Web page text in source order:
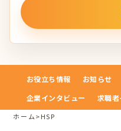
お役立ち情報 お知らせ
企業インタビュー
求職
ホーム>HSP